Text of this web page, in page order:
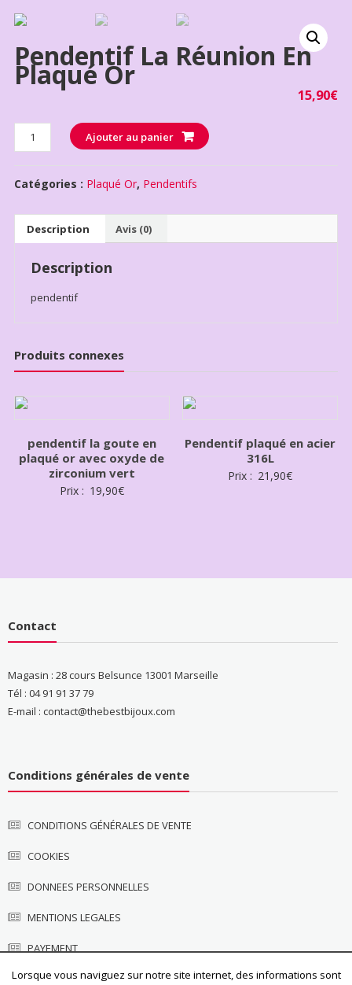
Pendentif La Réunion En
Plaqué Or
15,90€
Quantité Ajouter au panier
Catégories : Plaqué Or, Pendentifs
Description Avis (0)
Description
pendentif
Produits connexes
pendentif la goute en
plaqué or avec oxyde de
zirconium vert
Prix : 19,90€
Pendentif plaqué en acier
316L
Prix : 21,90€
Contact
Magasin : 28 cours Belsunce 13001 Marseille
Tél : 04 91 91 37 79
E-mail : contact@thebestbijoux.com
Conditions générales de vente
CONDITIONS GÉNÉRALES DE VENTE
COOKIES
DONNEES PERSONNELLES
MENTIONS LEGALES
PAYEMENT
Lorsque vous naviguez sur notre site internet, des informations sont